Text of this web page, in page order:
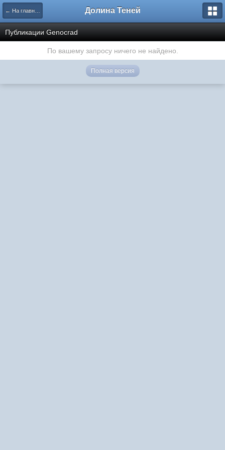
← На главную Долина Теней
Публикации Genocrad
По вашему запросу ничего не найдено.
Полная версия